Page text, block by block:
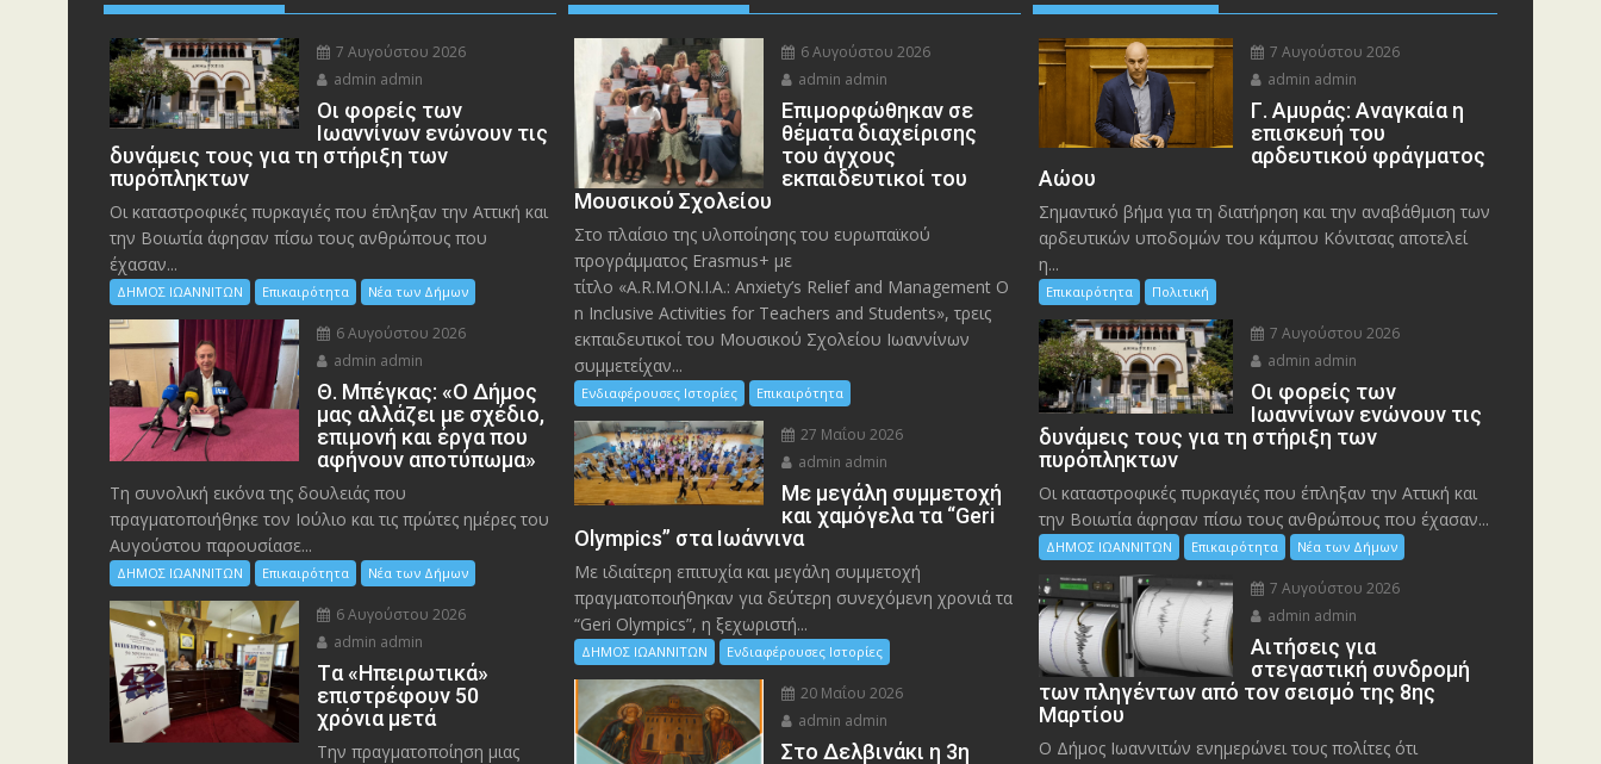
7 Αυγούστου 2026
admin admin
Οι φορείς των
Ιωαννίνων ενώνουν τις
δυνάμεις τους για τη στήριξη των
πυρόπληκτων
Οι καταστροφικές πυρκαγιές που έπληξαν την Αττική και
την Bοιωτία άφησαν πίσω τους ανθρώπους που
έχασαν...
ΔΗΜΟΣ ΙΩΑΝΝΙΤΩΝ Επικαιρότητα Νέα των Δήμων
6 Αυγούστου 2026
admin admin
Θ. Μπέγκας: «Ο Δήμος
μας αλλάζει με σχέδιο,
επιμονή και έργα που
αφήνουν αποτύπωμα»
Τη συνολική εικόνα της δουλειάς που
πραγματοποιήθηκε τον Ιούλιο και τις πρώτες ημέρες του
Αυγούστου παρουσίασε...
ΔΗΜΟΣ ΙΩΑΝΝΙΤΩΝ Επικαιρότητα Νέα των Δήμων
6 Αυγούστου 2026
admin admin
Tα «Ηπειρωτικά»
επιστρέφουν 50
χρόνια μετά
Την πραγματοποίηση μιας
6 Αυγούστου 2026
admin admin
Eπιμορφώθηκαν σε
θέματα διαχείρισης
του άγχους
εκπαιδευτικοί του
Μουσικού Σχολείου
Στο πλαίσιο της υλοποίησης του ευρωπαϊκού
προγράμματος Erasmus+ με
τίτλο «A.R.M.ON.I.A.: Anxiety’s Relief and Management O
n Inclusive Activities for Teachers and Students», τρεις
εκπαιδευτικοί του Μουσικού Σχολείου Ιωαννίνων
συμμετείχαν...
Ενδιαφέρουσες Ιστορίες Επικαιρότητα
27 Μαΐου 2026
admin admin
Με μεγάλη συμμετοχή
και χαμόγελα τα “Geri
Olympics” στα Ιωάννινα
Με ιδιαίτερη επιτυχία και μεγάλη συμμετοχή
πραγματοποιήθηκαν για δεύτερη συνεχόμενη χρονιά τα
“Geri Olympics”, η ξεχωριστή...
ΔΗΜΟΣ ΙΩΑΝΝΙΤΩΝ Ενδιαφέρουσες Ιστορίες
20 Μαΐου 2026
admin admin
Στο Δελβινάκι η 3η
7 Αυγούστου 2026
admin admin
Γ. Αμυράς: Αναγκαία η
επισκευή του
αρδευτικού φράγματος
Αώου
Σημαντικό βήμα για τη διατήρηση και την αναβάθμιση των
αρδευτικών υποδομών του κάμπου Κόνιτσας αποτελεί
η...
Επικαιρότητα Πολιτική
7 Αυγούστου 2026
admin admin
Οι φορείς των
Ιωαννίνων ενώνουν τις
δυνάμεις τους για τη στήριξη των
πυρόπληκτων
Οι καταστροφικές πυρκαγιές που έπληξαν την Αττική και
την Bοιωτία άφησαν πίσω τους ανθρώπους που έχασαν...
ΔΗΜΟΣ ΙΩΑΝΝΙΤΩΝ Επικαιρότητα Νέα των Δήμων
7 Αυγούστου 2026
admin admin
Αιτήσεις για
στεγαστική συνδρομή
των πληγέντων από τον σεισμό της 8ης
Μαρτίου
Ο Δήμος Ιωαννιτών ενημερώνει τους πολίτες ότι